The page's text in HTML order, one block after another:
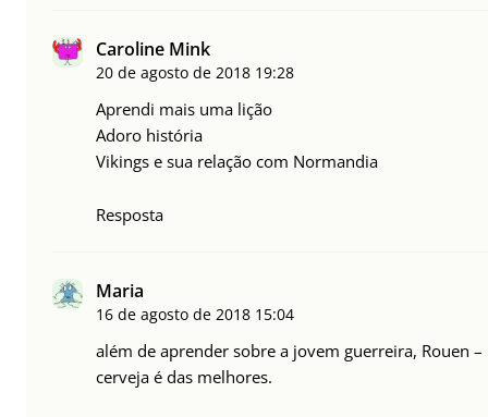
Caroline Mink
20 de agosto de 2018 19:28
Aprendi mais uma lição
Adoro história
Vikings e sua relação com Normandia
Resposta
Maria
16 de agosto de 2018 15:04
além de aprender sobre a jovem guerreira, Rouen
cerveja é das melhores.